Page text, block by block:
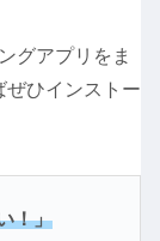
グアプリをま
ぜひインストー
！」